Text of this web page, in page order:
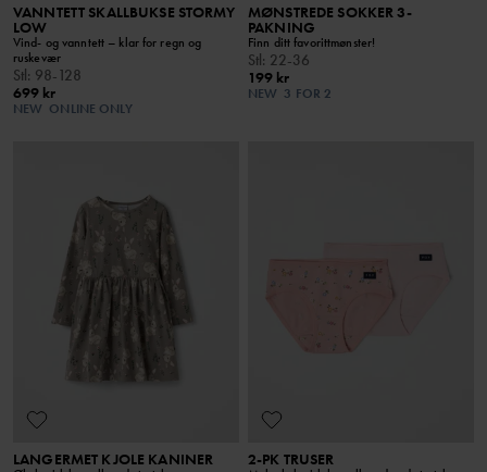
VANNTETT SKALLBUKSE STORMY
LOW
Vind- og vanntett – klar for regn og
ruskevær
Stl: 98-128
699 kr
NEW ONLINE ONLY
MØNSTREDE SOKKER 3-
PAKNING
Finn ditt favorittmønster!
Stl: 22-36
199 kr
NEW 3 FOR 2
LANGERMET KJOLE KANINER 2-PK TRUSER